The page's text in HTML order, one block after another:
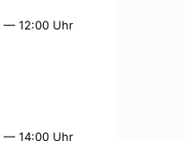
— 12:00 Uhr
— 14:00 Uhr